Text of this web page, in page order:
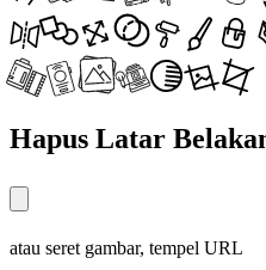
Hapus Latar
atau seret gambar, tempel URL